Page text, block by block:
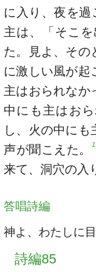
に入り、夜を
主は、「そこ
た。見よ、その
に激しい風が起
主はおられなか
中にも主はお
し、火の中に
声が聞こえた。
来て、洞穴の入
答唱詩編
神よ、わたしに
詩編85